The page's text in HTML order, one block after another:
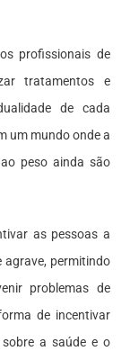
profissionais de
tratamentos e
de cada
um mundo onde a
peso ainda são
as pessoas a
agrave, permitindo
problemas de
de incentivar
a saúde e o